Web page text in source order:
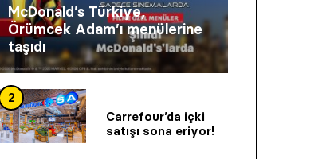
McDonald’s Türkiye,
Örümcek Adam’ı menülerine
taşıdı
2
Carrefour’da içki
satışı sona eriyor!